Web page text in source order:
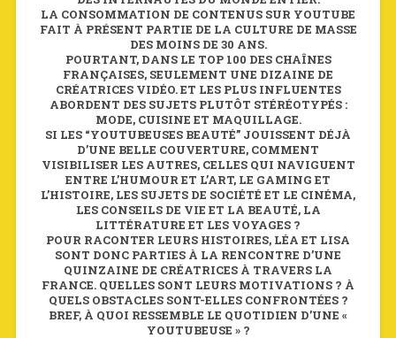
LA CONSOMMATION DE CONTENUS SUR YOUTUBE
FAIT À PRÉSENT PARTIE DE LA CULTURE DE MASSE
DES MOINS DE 30 ANS.
POURTANT, DANS LE TOP 100 DES CHAÎNES
FRANÇAISES, SEULEMENT UNE DIZAINE DE
CRÉATRICES VIDÉO. ET LES PLUS INFLUENTES
ABORDENT DES SUJETS PLUTÔT STÉRÉOTYPÉS :
MODE, CUISINE ET MAQUILLAGE.
SI LES “YOUTUBEUSES BEAUTÉ” JOUISSENT DÉJÀ
D’UNE BELLE COUVERTURE, COMMENT
VISIBILISER LES AUTRES, CELLES QUI NAVIGUENT
ENTRE L’HUMOUR ET L’ART, LE GAMING ET
L’HISTOIRE, LES SUJETS DE SOCIÉTÉ ET LE CINÉMA,
LES CONSEILS DE VIE ET LA BEAUTÉ, LA
LITTÉRATURE ET LES VOYAGES ?
POUR RACONTER LEURS HISTOIRES, LÉA ET LISA
SONT DONC PARTIES À LA RENCONTRE D’UNE
QUINZAINE DE CRÉATRICES À TRAVERS LA
FRANCE. QUELLES SONT LEURS MOTIVATIONS ? À
QUELS OBSTACLES SONT-ELLES CONFRONTÉES ?
BREF, À QUOI RESSEMBLE LE QUOTIDIEN D’UNE «
YOUTUBEUSE » ?